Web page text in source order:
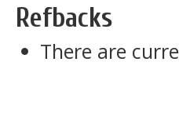
Refbacks
There are